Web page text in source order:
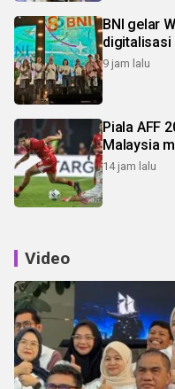
BNI gelar
digitalisasi
9 jam lalu
Piala AFF
Malaysia
14 jam lalu
Video